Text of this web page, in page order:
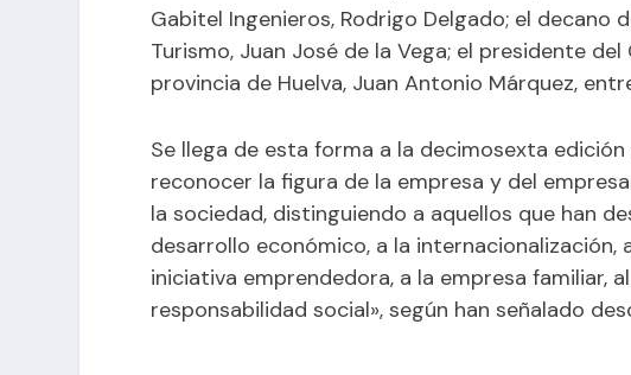
Gabitel Ingenieros, Rodrigo Delgado; el decano
Turismo, Juan José de la Vega; el presidente
provincia de Huelva, Juan Antonio Márquez,
Se llega de esta forma a la decimosexta
reconocer la figura de la empresa y del
la sociedad, distinguiendo a aquellos que han
desarrollo económico, a la internacionalización,
iniciativa emprendedora, a la empresa familiar,
responsabilidad social», según han señalado